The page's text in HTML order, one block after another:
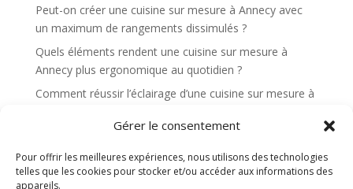
Gérer le consentement
Pour offrir les meilleures expériences, nous utilisons des technologies
telles que les cookies pour stocker et/ou accéder aux informations des
appareils.
Peut-on créer une cuisine sur mesure à Annecy avec
un maximum de rangements dissimulés ?
Quels éléments rendent une cuisine sur mesure à
Annecy plus ergonomique au quotidien ?
Comment réussir l’éclairage d’une cuisine sur mesure à
Quels sont les avantages d’une cuisine sur mesure à
Annecy pour une cuisine ouverte sur le salon ?